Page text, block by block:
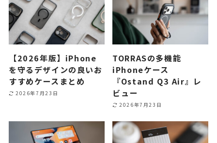
【2026年版】iPhone
を守るデザインの良いお
すすめケースまとめ
2026年7月23日
TORRASの多機能
iPhoneケース
『Ostand Q3 Air』レ
ビュー
2026年7月23日